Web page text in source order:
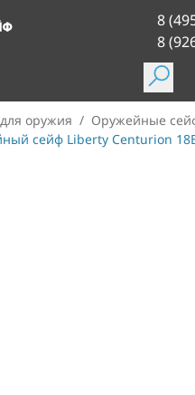
8
8
оружия / Оружейные
сейф Liberty Centurion